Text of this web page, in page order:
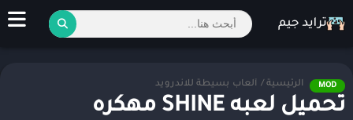
MOD الرئيسية / ألعاب بسيطة للاندرويد
تحميل لعبه SHINE مهكره